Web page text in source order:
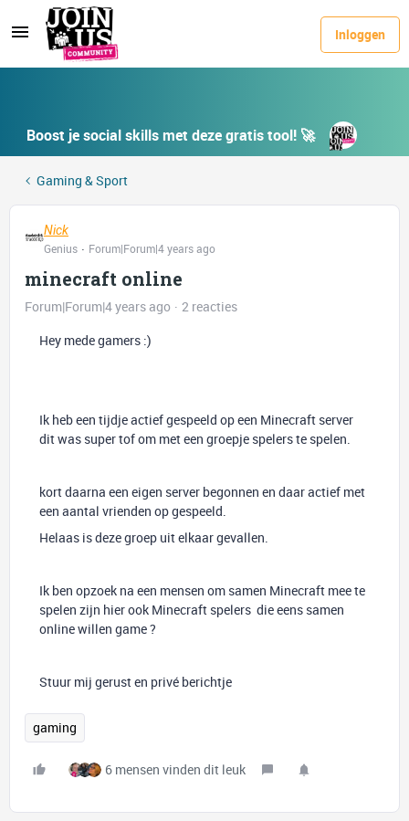
Inloggen
Boost je social skills met deze gratis tool! 🚀
Gaming & Sport
Nick
Genius
Forum|Forum|4 years ago
minecraft online
Forum|Forum|4 years ago
2 reacties
Hey mede gamers :)
Ik heb een tijdje actief gespeeld op een Minecraft server
dit was super tof om met een groepje spelers te spelen.
kort daarna een eigen server begonnen en daar actief met
een aantal vrienden op gespeeld.
Helaas is deze groep uit elkaar gevallen.
Ik ben opzoek na een mensen om samen Minecraft mee te
spelen zijn hier ook Minecraft spelers die eens samen
online willen game ?
Stuur mij gerust en privé berichtje
gaming
6 mensen vinden dit leuk